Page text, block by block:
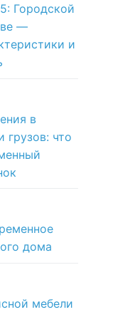
Городской
—
и
в
грузов: что
дома
мебели